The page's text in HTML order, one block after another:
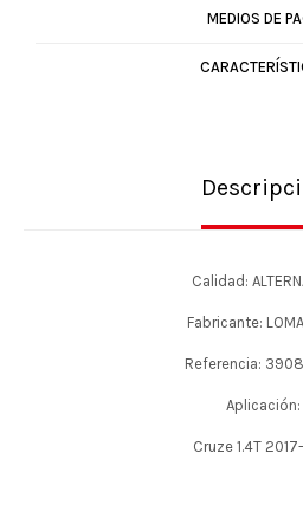
MEDIOS DE
Calidad:
Fabricante:
Referencia:
Aplicación:
Cruze 1.4T